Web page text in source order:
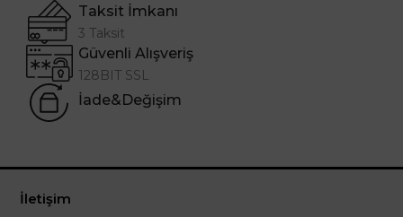
Taksit İmkanı
3 Taksit
Güvenli Alışveriş
128BIT SSL
İade&Değişim
İletişim